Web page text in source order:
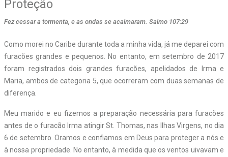
Proteção
Fez cessar a tormenta, e as ondas se acalmaram. Salmo 107:29
Como morei no Caribe durante toda a minha vida, já me deparei com
furacões grandes e pequenos. No entanto, em setembro de 2017
foram registrados dois grandes furacões, apelidados de Irma e
Maria, ambos de categoria 5, que ocorreram com duas semanas de
diferença.
Meu marido e eu fizemos a preparação necessária para furacões
antes de o furacão Irma atingir St. Thomas, nas Ilhas Virgens, no dia
6 de setembro. Oramos e confiamos em Deus para proteger a nós e
à nossa propriedade. No entanto, à medida que os ventos uivavam e